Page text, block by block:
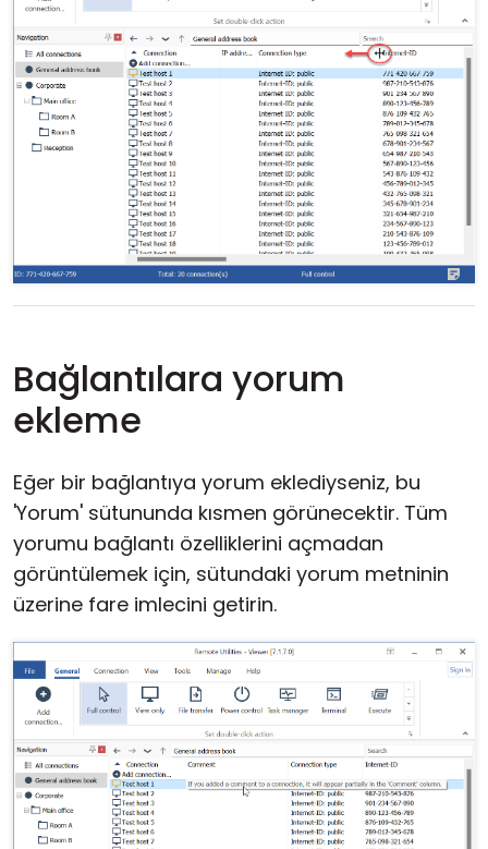
Bağlantılara yorum
ekleme
Eğer bir bağlantıya yorum eklediyseniz, bu
'Yorum' sütununda kısmen görünecektir. Tüm
yorumu bağlantı özelliklerini açmadan
görüntülemek için, sütundaki yorum metninin
üzerine fare imlecini getirin.